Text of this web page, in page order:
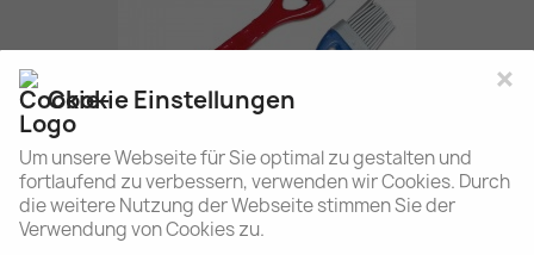
Cookie Einstellungen
Um unsere Webseite für Sie optimal zu gestalten und
fortlaufend zu verbessern, verwenden wir Cookies. Durch
die weitere Nutzung der Webseite stimmen Sie der
Verwendung von Cookies zu.
×
Silikonpinsel